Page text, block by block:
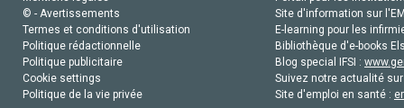
© - Avertissements
Termes et conditions d'utilisation
Politique rédactionnelle
Politique publicitaire
Cookie settings
Politique de la vie privée
Site d'information sur
E-learning pour les
Bibliothèque d'e-books
Blog special IFSI :
Suivez notre actualité
Site d'emploi en santé :